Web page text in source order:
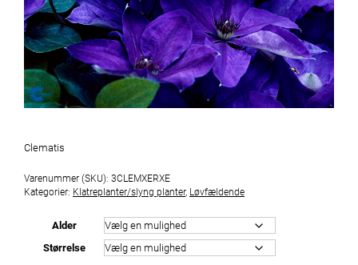
Clematis
Varenummer (SKU): 3CLEMXERXE
Kategorier: Klatreplanter/slyng planter, Løvfældende
Alder
Størrelse